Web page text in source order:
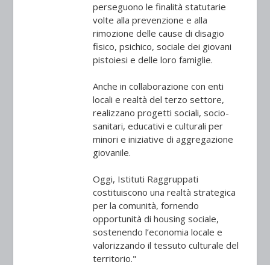
perseguono le finalità statutarie
volte alla prevenzione e alla
rimozione delle cause di disagio
fisico, psichico, sociale dei giovani
pistoiesi e delle loro famiglie.
Anche in collaborazione con enti
locali e realtà del terzo settore,
realizzano progetti sociali, socio-
sanitari, educativi e culturali per
minori e iniziative di aggregazione
giovanile.
Oggi, Istituti Raggruppati
costituiscono una realtà strategica
per la comunità, fornendo
opportunità di housing sociale,
sostenendo l’economia locale e
valorizzando il tessuto culturale del
territorio."